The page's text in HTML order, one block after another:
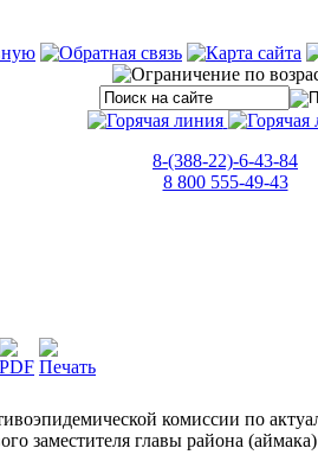
8-(388-22)-6-43-84
8 800 555-49-43
комиссии по
заместителя главы района